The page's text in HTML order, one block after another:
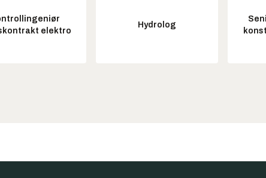
elektro
Hydrolog